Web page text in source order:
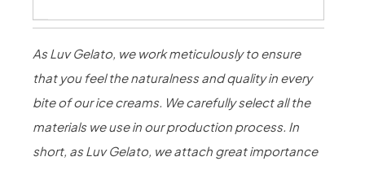
As Luv Gelato, we work meticulously to ensure
that you feel the naturalness and quality in every
bite of our ice creams. We carefully select all the
materials we use in our production process. In
short, as Luv Gelato, we attach great importance